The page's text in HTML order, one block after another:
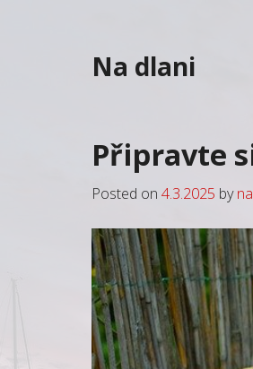
Na dlani
Připravte
Posted on 4.3.2025 by